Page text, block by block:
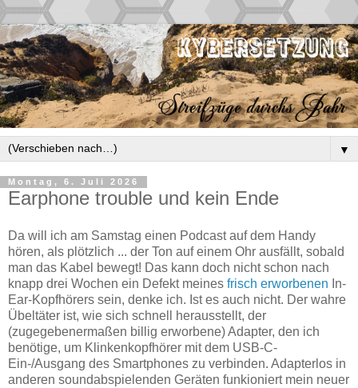
▼
Montag, 6. Juli 2026
Earphone trouble und kein Ende
Da will ich am Samstag einen Podcast auf dem Handy
hören, als plötzlich ... der Ton auf einem Ohr ausfällt, sobald
man das Kabel bewegt! Das kann doch nicht schon nach
knapp drei Wochen ein Defekt meines frisch erworbenen In-
Ear-Kopfhörers sein, denke ich. Ist es auch nicht. Der wahre
Übeltäter ist, wie sich schnell herausstellt, der
(zugegebenermaßen billig erworbene) Adapter, den ich
benötige, um Klinkenkopfhörer mit dem USB-C-
Ein-/Ausgang des Smartphones zu verbinden. Adapterlos in
anderen soundabspielenden Geräten funkioniert mein neuer